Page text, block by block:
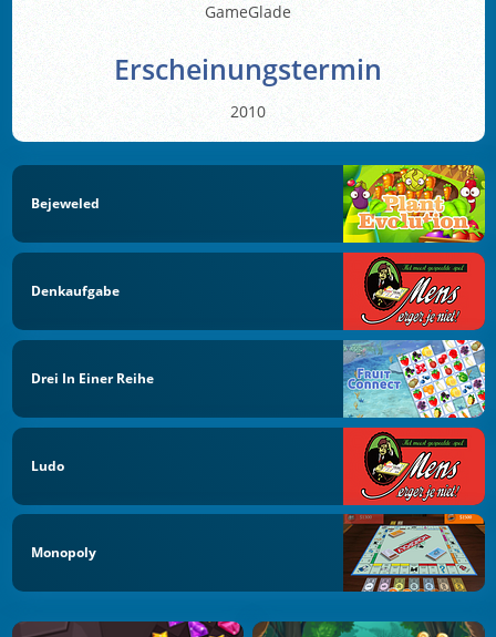
GameGlade
Erscheinungstermin
2010
Bejeweled
Denkaufgabe
Drei In Einer Reihe
Ludo
Monopoly